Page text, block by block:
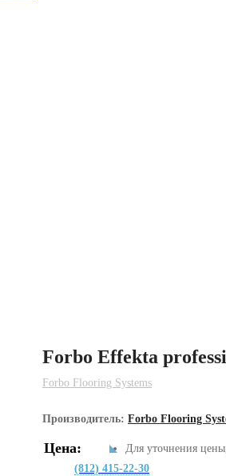
Forbo Effekta
Forbo Flooring Systems
Производитель: Forbo Flooring
Цена: Для уточнения
(812) 415-22-30